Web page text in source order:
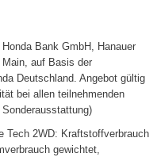
Bank GmbH, Hanauer
Main, auf Basis der
Deutschland. Angebot gültig
bei allen teilnehmenden
Tech 2WD: Kraftstoffverbrauch
gewichtet,